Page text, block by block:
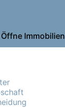
Öffne Immobilien